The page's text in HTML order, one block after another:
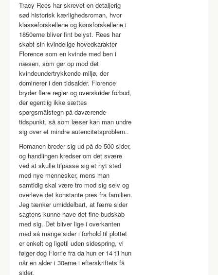
Tracy Rees har skrevet en detaljerig
sød historisk kærlighedsroman, hvor
klasseforskellene og kønsforskellene i
1850erne bliver fint belyst. Rees har
skabt sin kvindelige hovedkarakter
Florence som en kvinde med ben i
næsen, som gør op mod det
kvindeundertrykkende miljø, der
dominerer i den tidsalder. Florence
bryder flere regler og overskrider forbud,
der egentlig ikke sættes
spørgsmålstegn på daværende
tidspunkt, så som læser kan man undre
sig over et mindre autencitetsproblem..
Romanen breder sig ud på de 500 sider,
og handlingen kredser om det svære
ved at skulle tilpasse sig et nyt sted
med nye mennesker, mens man
samtidig skal være tro mod sig selv og
overleve det konstante pres fra familien.
Jeg tænker umiddelbart, at færre sider
sagtens kunne have det fine budskab
med sig. Det bliver lige i overkanten
med så mange sider i forhold til plottet
er enkelt og ligetil uden sidespring, vi
følger dog Florrie fra da hun er 14 til hun
når en alder i 30erne i efterskriftets få
sider.